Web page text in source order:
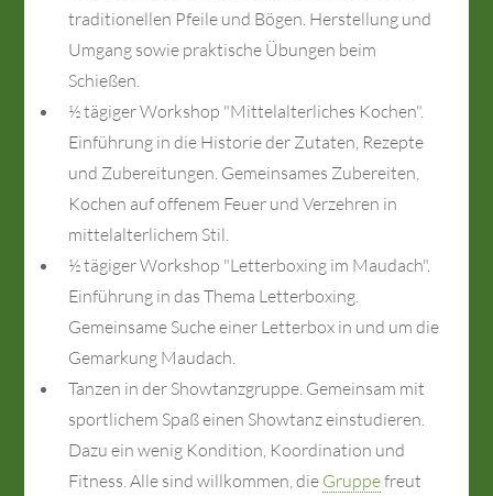
traditionellen Pfeile und Bögen. Herstellung und
Umgang sowie praktische Übungen beim
Schießen.
½ tägiger Workshop "Mittelalterliches Kochen".
Einführung in die Historie der Zutaten, Rezepte
und Zubereitungen. Gemeinsames Zubereiten,
Kochen auf offenem Feuer und Verzehren in
mittelalterlichem Stil.
½ tägiger Workshop "Letterboxing im Maudach".
Einführung in das Thema Letterboxing.
Gemeinsame Suche einer Letterbox in und um die
Gemarkung Maudach.
Tanzen in der Showtanzgruppe. Gemeinsam mit
sportlichem Spaß einen Showtanz einstudieren.
Dazu ein wenig Kondition, Koordination und
Fitness. Alle sind willkommen, die Gruppefreut